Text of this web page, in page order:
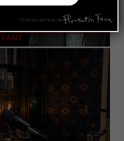
Podcast semnat de